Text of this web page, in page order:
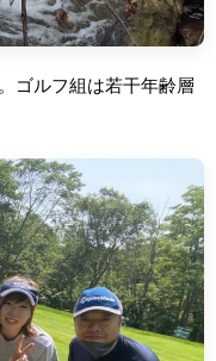
ゴルフ組は若干年齢層